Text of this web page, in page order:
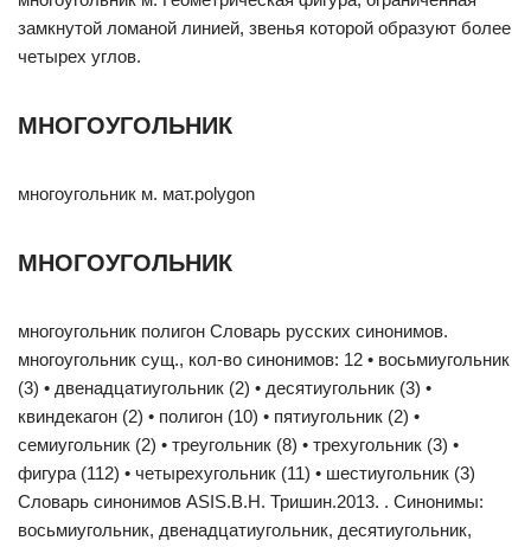
замкнутой ломаной линией, звенья которой образуют более
четырех углов.
МНОГОУГОЛЬНИК
многоугольник м. мат.polygon
МНОГОУГОЛЬНИК
многоугольник полигон Словарь русских синонимов.
многоугольник сущ., кол-во синонимов: 12 • восьмиугольник
(3) • двенадцатиугольник (2) • десятиугольник (3) •
квиндекагон (2) • полигон (10) • пятиугольник (2) •
семиугольник (2) • треугольник (8) • трехугольник (3) •
фигура (112) • четырехугольник (11) • шестиугольник (3)
Словарь синонимов ASIS.В.Н. Тришин.2013. . Синонимы:
восьмиугольник, двенадцатиугольник, десятиугольник,